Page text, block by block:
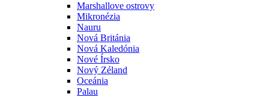
Marshallove ostrovy
Mikronézia
Nauru
Nová Británia
Nová Kaledónia
Nové Írsko
Nový Zéland
Oceánia
Palau